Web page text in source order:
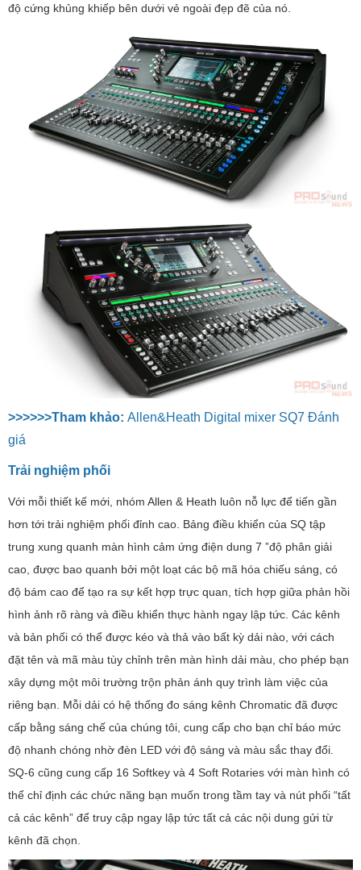
độ cứng khủng khiếp bên dưới vẻ ngoài đẹp đẽ của nó.
>>>>>>Tham khảo: Allen&Heath Digital mixer SQ7 Đánh
giá
Trải nghiệm phối
Với mỗi thiết kế mới, nhóm Allen & Heath luôn nỗ lực để tiến gần
hơn tới trải nghiệm phối đỉnh cao. Bảng điều khiển của SQ tập
trung xung quanh màn hình cảm ứng điện dung 7 ”độ phân giải
cao, được bao quanh bởi một loạt các bộ mã hóa chiếu sáng, có
độ bám cao để tạo ra sự kết hợp trực quan, tích hợp giữa phản hồi
hình ảnh rõ ràng và điều khiển thực hành ngay lập tức. Các kênh
và bản phối có thể được kéo và thả vào bất kỳ dải nào, với cách
đặt tên và mã màu tùy chỉnh trên màn hình dải màu, cho phép bạn
xây dựng một môi trường trộn phản ánh quy trình làm việc của
riêng bạn. Mỗi dải có hệ thống đo sáng kênh Chromatic đã được
cấp bằng sáng chế của chúng tôi, cung cấp cho bạn chỉ báo mức
độ nhanh chóng nhờ đèn LED với độ sáng và màu sắc thay đổi.
SQ-6 cũng cung cấp 16 Softkey và 4 Soft Rotaries với màn hình có
thể chỉ định các chức năng bạn muốn trong tầm tay và nút phối “tất
cả các kênh” để truy cập ngay lập tức tất cả các nội dung gửi từ
kênh đã chọn.